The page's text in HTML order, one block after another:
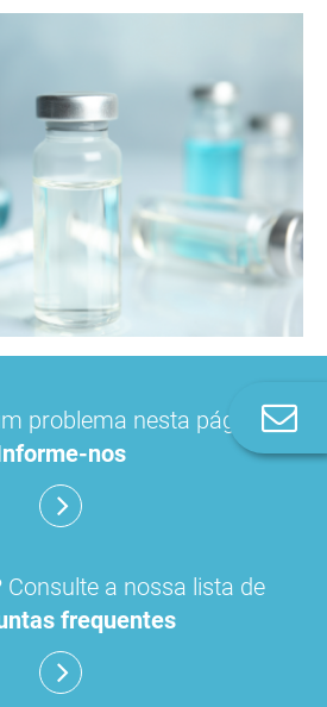
problema nesta página?
nos
Consulte a nossa lista de
frequentes